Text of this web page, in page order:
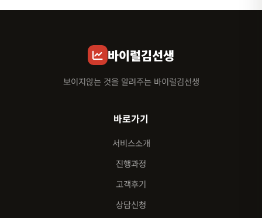
바이럴김선생
보이지않는 것을 알려주는 바이럴김선생
바로가기
서비스소개
진행과정
고객후기
상담신청